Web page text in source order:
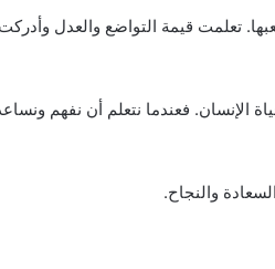
تعلمت قيمة التواضع والعدل
الإنسان. فعندما نتعلم أن نفهم
والنجاح.